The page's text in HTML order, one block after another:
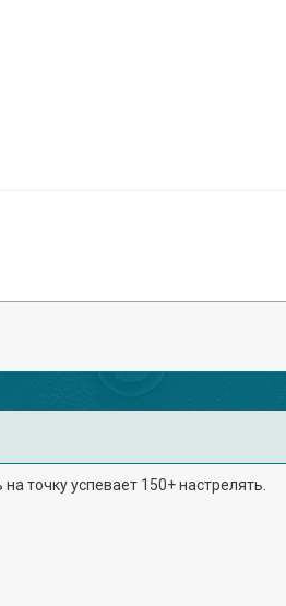
точку успевает 150+ настрелять.